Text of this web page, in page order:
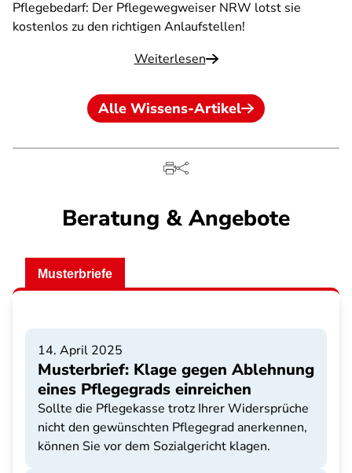
Pflegebedarf: Der Pflegewegweiser NRW lotst sie
kostenlos zu den richtigen Anlaufstellen!
Weiterlesen
Alle Wissens-Artikel
Beratung & Angebote
Musterbriefe
14. April 2025
Musterbrief: Klage gegen Ablehnung
eines Pflegegrads einreichen
Sollte die Pflegekasse trotz Ihrer Widersprüche
nicht den gewünschten Pflegegrad anerkennen,
können Sie vor dem Sozialgericht klagen.